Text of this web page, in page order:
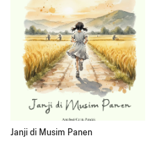
Janji di Musim Panen